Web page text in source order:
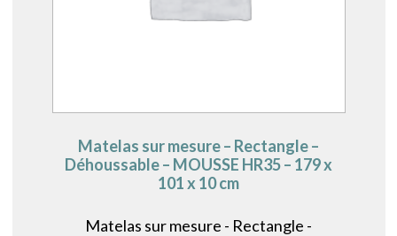
Matelas sur mesure – Rectangle –
Déhoussable – MOUSSE HR35 – 179 x
101 x 10 cm
Matelas sur mesure - Rectangle -